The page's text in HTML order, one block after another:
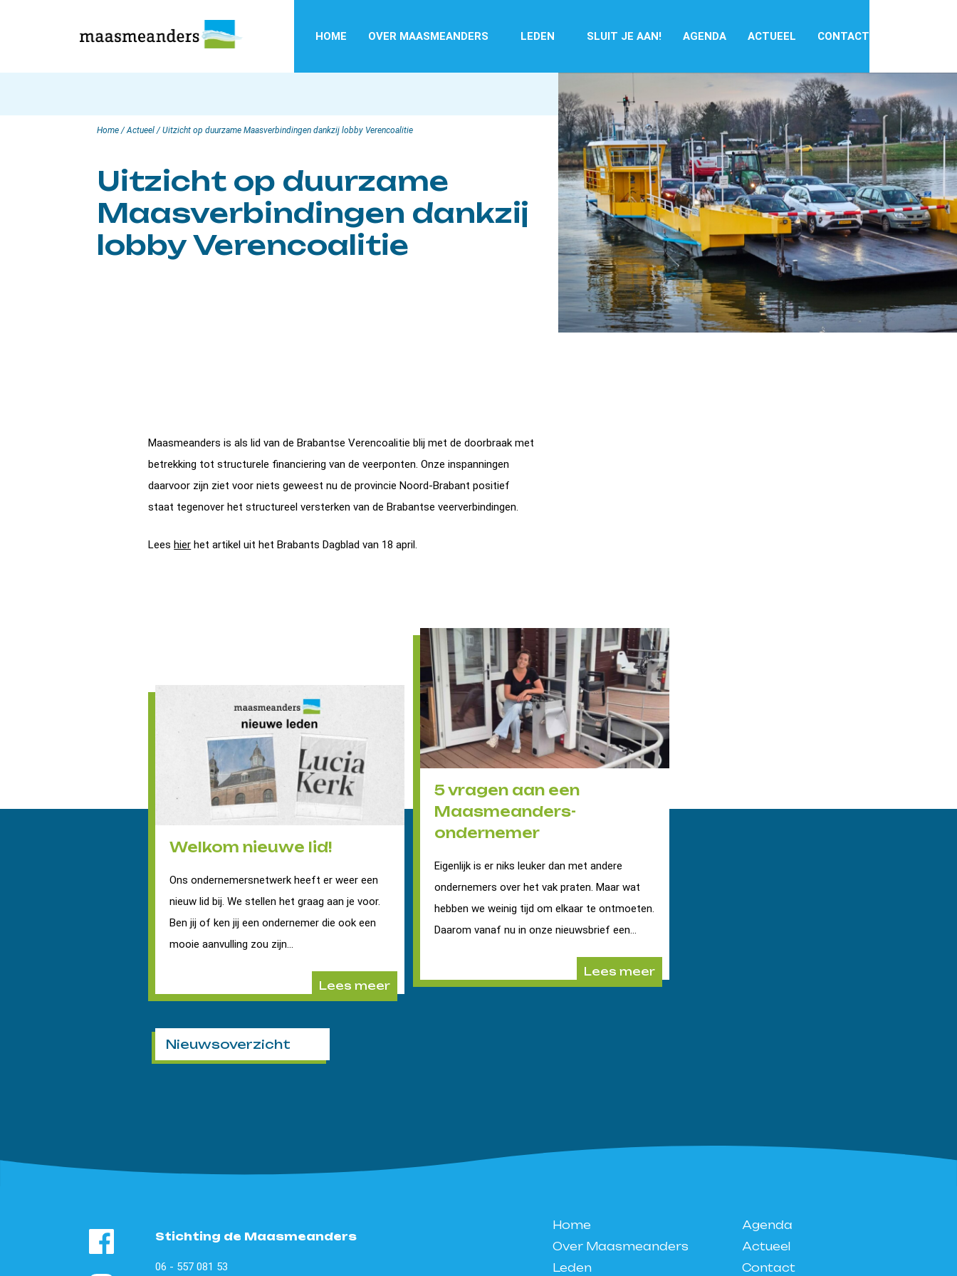
HOME OVER MAASMEANDERS LEDEN SLUIT JE AAN! AGENDA ACTUEEL CONTACT
Home/Actueel/Uitzicht op duurzame Maasverbindingen dankzij lobby Verencoalitie
Uitzicht op duurzame
Maasverbindingen dankzij
lobby Verencoalitie
Maasmeanders is als lid van de Brabantse Verencoalitie blij met de doorbraak met
betrekking tot structurele financiering van de veerponten. Onze inspanningen
daarvoor zijn ziet voor niets geweest nu de provincie Noord-Brabant positief
staat tegenover het structureel versterken van de Brabantse veerverbindingen.
Leeshier het artikel uit het Brabants Dagblad van 18 april.
5 vragen aan een
Maasmeanders-
ondernemer
Eigenlijk is er niks leuker dan met andere
ondernemers over het vak praten. Maar wat
hebben we weinig tijd om elkaar te ontmoeten.
Daarom vanaf nu in onze nieuwsbrief een...
Lees meer
Welkom nieuwe lid!
Ons ondernemersnetwerk heeft er weer een
nieuw lid bij. We stellen het graag aan je voor.
Ben jij of ken jij een ondernemer die ook een
mooie aanvulling zou zijn...
Lees meer
Nieuwsoverzicht
Stichting de Maasmeanders
06 - 557 081 53
Home
Over Maasmeanders
Leden
Agenda
Actueel
Contact